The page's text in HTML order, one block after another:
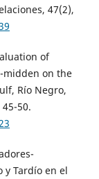
47(2),
of
midden on the
Río Negro,
50.
y Tardío en el